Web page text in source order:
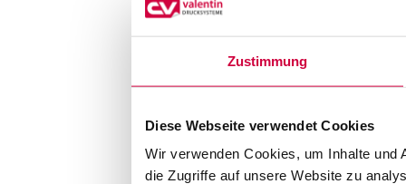
Zustimmung
Diese Webseite verwendet Cookies
Wir verwenden Cookies, um Inhalte und
die Zugriffe auf unsere Website zu